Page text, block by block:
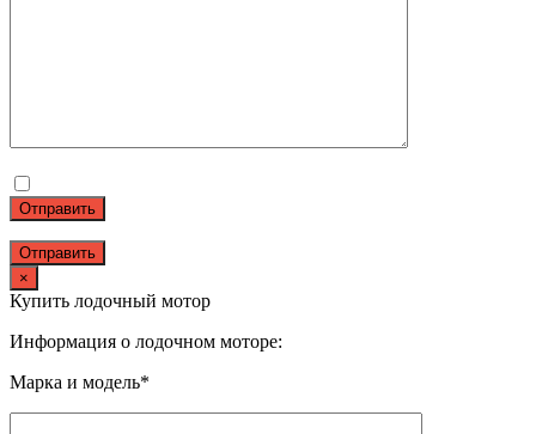
Отправить
×
Купить лодочный мотор
Информация о лодочном моторе:
Марка и модель*